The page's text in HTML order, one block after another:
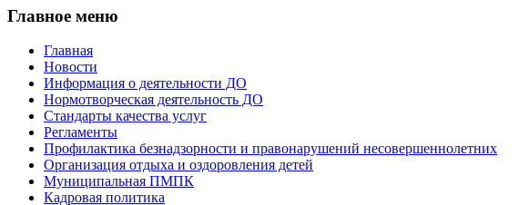
Главное меню
Главная
Новости
Информация о деятельности ДО
Нормотворческая деятельность ДО
Стандарты качества услуг
Регламенты
Профилактика безнадзорности и правонарушений несовершеннолетних
Организация отдыха и оздоровления детей
Муниципальная ПМПК
Кадровая политика